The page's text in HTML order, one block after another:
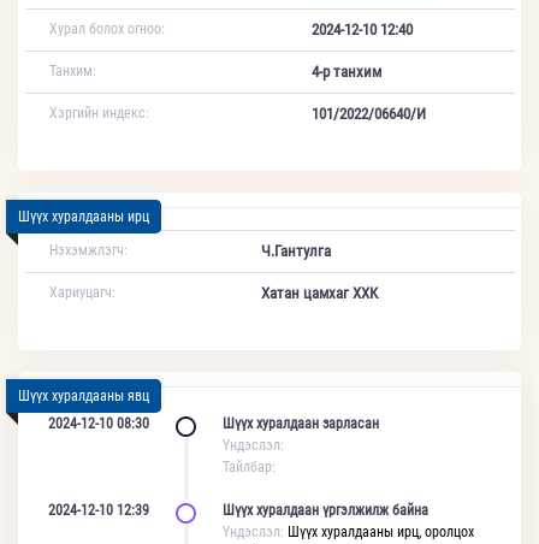
Хурал болох огноо: 2024-12-10 12:40
Танхим: 4-р танхим
Хэргийн индекс: 101/2022/06640/И
Шүүх хуралдааны ирц
Нэхэмжлэгч:
Ч.Гантулга
Хариуцагч: Хатан цамхаг ХХК
Шүүх хуралдааны явц
2024-12-10 08:30
Шүүх хуралдаан зарласан
Үндэслэл:
Тайлбар:
2024-12-10 12:39
Шүүх хуралдаан үргэлжилж байна
Үндэслэл: Шүүх хуралдааны ирц, оролцох